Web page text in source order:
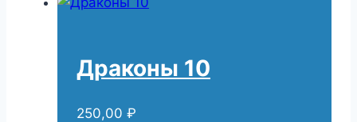
Драконы 10
250,00 ₽